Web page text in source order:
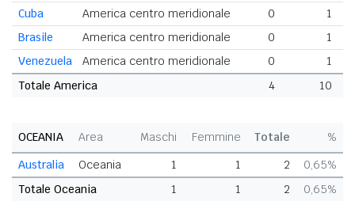
Cuba
America centro meridionale 0
1
Brasile
America centro meridionale 0
1
Venezuela
America centro meridionale 0
1
Totale America
4 10
OCEANIA Area Maschi Femmine Totale
%
Australia
Oceania 1 1 2
0,65%
Totale Oceania
1 1 2 0,65%